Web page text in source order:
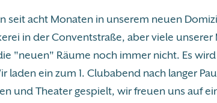
seit acht Monaten in unserem neuen
in der Conventstraße, aber viele
"neuen" Räume noch immer nicht. Es
laden ein zum 1. Clubabend nach langer
und Theater gespielt, wir freuen uns auf